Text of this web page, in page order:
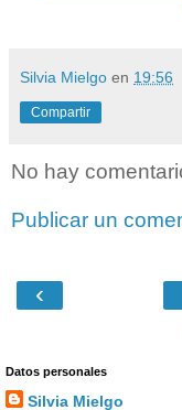
Silvia Mielgo en 19:56
Compartir
No hay
Publicar un
‹
Datos personales
Silvia Mielgo